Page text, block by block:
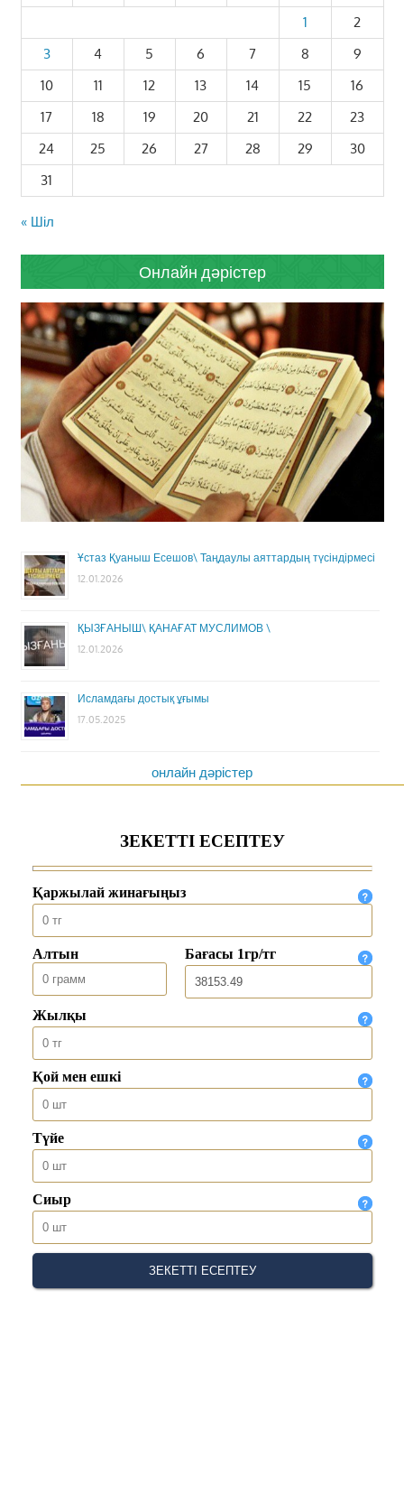
1
2
3
4 5 6 7 8
9
10
11 12 13 14 15
16
17
18 19 20 21 22
23
24
25 26 27 28 29
30
31
« Шіл
Онлайн дәрістер
Ұстаз Қуаныш Есешов\ Таңдаулы аяттардың түсіндірмесі
12.01.2026
ҚЫЗҒАНЫШ\ ҚАНАҒАТ МУСЛИМОВ \
12.01.2026
Исламдағы достық ұғымы
17.05.2025
онлайн дәрістер